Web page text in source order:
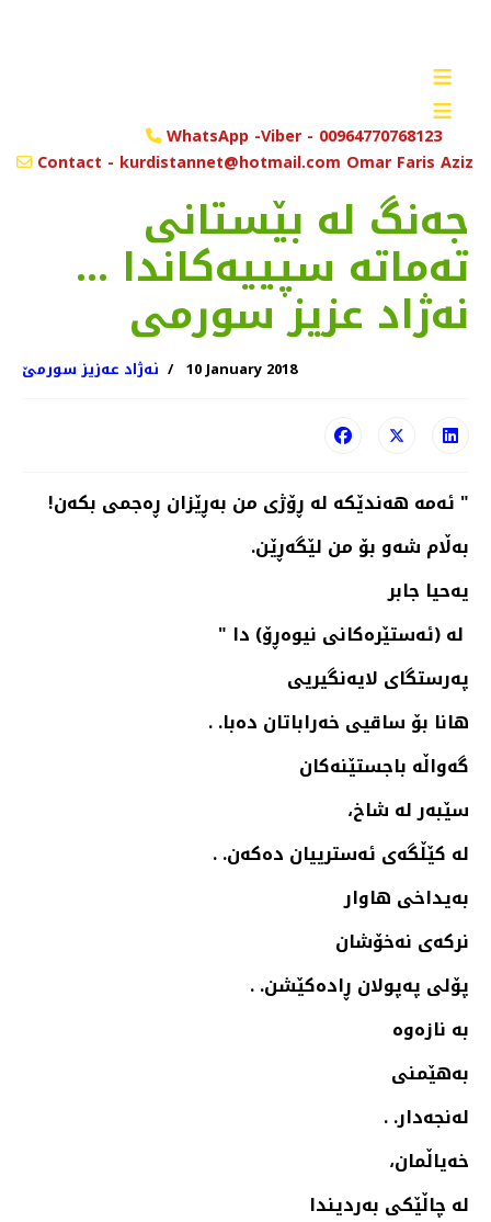
≡
≡
WhatsApp -Viber - 00964770768123
Contact - kurdistannet@hotmail.com Omar Faris Aziz
جه‌نگ له‌ بێستانی
ته‌ماته‌ سپییه‌كاندا ...
نه‌ژاد عزیز سورمی
نەژاد عەزیز سورمێ 10 January 2018
" ئه‌مه‌ هه‌ندێكه‌ له‌ ڕۆژی من به‌ڕێزان ڕه‌جمی بكه‌ن!
به‌ڵام شه‌و بۆ من لێگه‌ڕێن.
یه‌حیا جابر
له‌ (ئه‌ستێره‌كانی نیوه‌ڕۆ) دا "
په‌رستگای لایه‌نگیریی
هانا بۆ ساقیی خه‌راباتان ده‌با. .
گه‌واڵه‌ باجستێنه‌كان
سێبه‌ر له‌ شاخ،
له‌ كێڵگه‌ی ئه‌سترییان ده‌كه‌ن. .
به‌یداخی هاوار
نركه‌ی نه‌خۆشان
پۆلی په‌پولان ڕاده‌كێشن. .
به‌ نازه‌وه‌
به‌هێمنی
له‌نجه‌دار. .
خه‌یاڵمان،
له‌ چاڵێكی به‌ردیندا